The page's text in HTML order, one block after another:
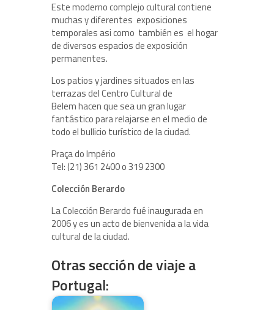
Este moderno complejo cultural contiene
muchas y diferentes exposiciones
temporales asi como también es el hogar
de diversos espacios de exposición
permanentes.
Los patios y jardines situados en las
terrazas del Centro Cultural de
Belem hacen que sea un gran lugar
fantástico para relajarse en el medio de
todo el bullicio turístico de la ciudad.
Praça do Império
Tel: (21) 361 2400 o 319 2300
Colección Berardo
La Colección Berardo fué inaugurada en
2006 y es un acto de bienvenida a la vida
cultural de la ciudad.
Otras sección de viaje a
Portugal: